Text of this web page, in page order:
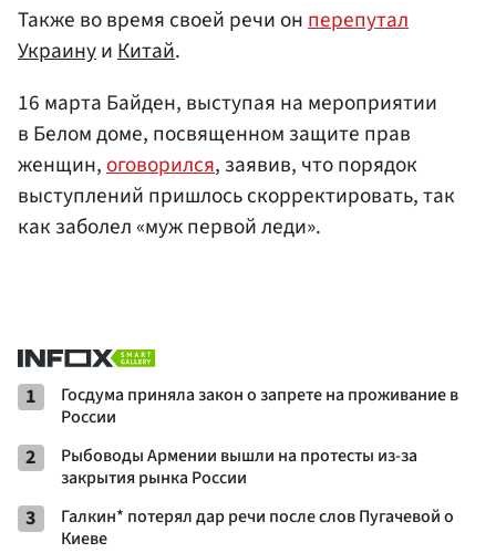
Также во время своей речи онперепутал
УкраинуиКитай.
16 марта Байден, выступая на мероприятии
в Белом доме, посвященном защите прав
женщин,оговорился, заявив, что порядок
выступлений пришлось скорректировать, так
как заболел «муж первой леди».
1
Госдума приняла закон о запрете на проживание в
России
2
Рыбоводы Армении вышли на протесты из-за
закрытия рынка России
3
Галкин* потерял дар речи после слов Пугачевой о
Киеве